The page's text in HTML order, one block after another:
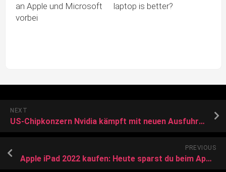
an Apple und Microsoft
vorbei
laptop is better?
NEXT
US-Chipkonzern Nvidia kämpft mit neuen Ausfuhrverboten
PREVIOUS
Apple iPad 2022 kaufen: Heute sparst du beim Apple-Tablet über 100 Euro